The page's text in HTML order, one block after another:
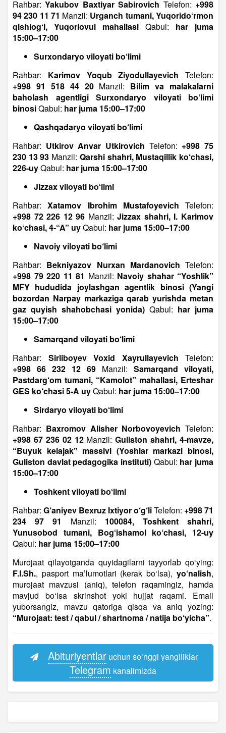
Rahbar:Yakubov Baxtiyar Sabirovich Telefon: +998
94 230 11 71 Manzil: Urganch tumani, Yuqorido‘rmon
qishlog‘i, Yuqoriovul mahallasi Qabul: har juma
15:00–17:00
Surxondaryo viloyati bo‘limi
Rahbar: Karimov Yoqub Ziyodullayevich Telefon:
+998 91 518 44 20Manzil: Bilim va malakalarni
baholash agentligi Surxondaryo viloyati bo‘limi
binosiQabul: har juma 15:00–17:00
Qashqadaryo viloyati bo‘limi
Rahbar: Utkirov Anvar Utkirovich Telefon: +998 75
230 13 93 Manzil: Qarshi shahri, Mustaqillik ko‘chasi,
226-uyQabul: har juma 15:00–17:00
Jizzax viloyati bo‘limi
Rahbar:Xatamov Ibrohim Mustafoyevich Telefon:
+998 72 226 12 96 Manzil:Jizzax shahri, I. Karimov
ko‘chasi, 4-“A” uyQabul: har juma 15:00–17:00
Navoiy viloyati bo‘limi
Rahbar: Bekniyazov Nurxan Mardanovich Telefon:
+998 79 220 11 81 Manzil: Navoiy shahar “Yoshlik”
MFY hududida joylashgan agentlik binosi (Yangi
bozordan Narpay markaziga qarab yurishda metan
gaz quyish shahobchasi yonida) Qabul: har juma
15:00–17:00
Samarqand viloyati bo‘limi
Rahbar: Sirliboyev Voxid Xayrullayevich Telefon:
+998 66 232 12 69 Manzil: Samarqand viloyati,
Pastdarg‘om tumani, “Kamolot” mahallasi, Erteshar
GES ko‘chasi 5-A uyQabul: har juma 15:00–17:00
Sirdaryo viloyati bo‘limi
Rahbar: Baxromov Alisher Norbovoyevich Telefon:
+998 67 236 02 12Manzil:Guliston shahri, 4-mavze,
“Buyuk kelajak” massivi (Yoshlar markazi binosi,
Guliston davlat pedagogika instituti) Qabul: har juma
15:00–17:00
Toshkent viloyati bo‘limi
Rahbar: G‘aniyev Bexruz Ixtiyor o‘g‘liTelefon: +998 71
234 97 91
Manzil: 100084, Toshkent shahri,
Yunusobod tumani, Bog‘ishamol ko‘chasi, 12-uy
Qabul: har juma 15:00–17:00
Murojaat qilayotganda quyidagilarni tayyorlab qo‘ying:
F.I.Sh., pasport ma’lumotlari (kerak bo‘lsa), yo‘nalish,
murojaat mavzusi (aniq), telefon raqamingiz, hamda
mavjud bo‘lsa skrinshot yoki hujjat raqami. Email
yuborsangiz, mavzu qatoriga qisqa va aniq yozing:
“Murojaat: test / qabul / shartnoma / natija bo‘yicha”.
Abituriyentlaruchun so‘nggi yangiliklar
Telegram kanalimizda